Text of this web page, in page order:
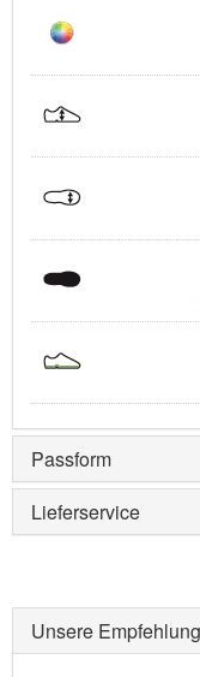
Passform
Lieferservice
Unsere